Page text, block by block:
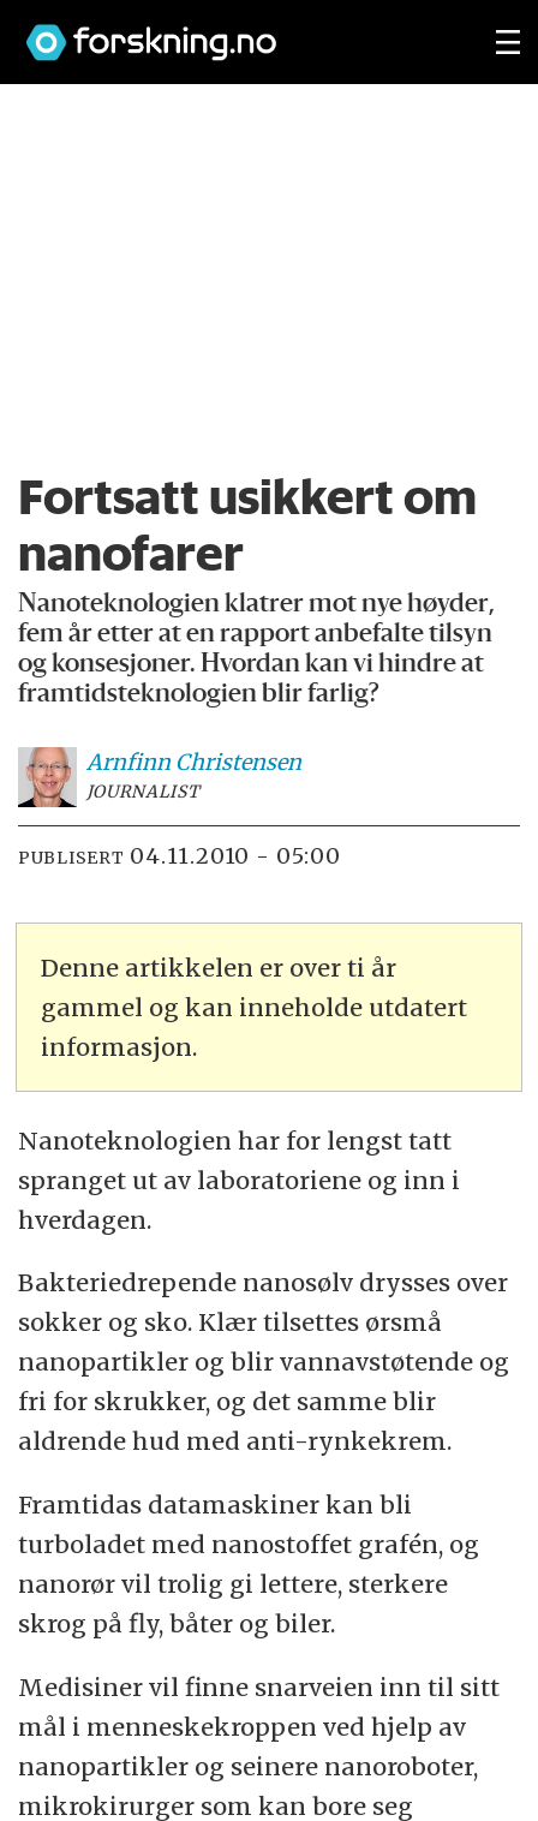
Fortsatt usikkert om
nanofarer
Nanoteknologien klatrer mot nye høyder,
fem år etter at en rapport anbefalte tilsyn
og konsesjoner. Hvordan kan vi hindre at
framtidsteknologien blir farlig?
Arnfinn Christensen
JOURNALIST
PUBLISERT 04.11.2010 - 05:00
Denne artikkelen er over ti år
gammel og kan inneholde utdatert
informasjon.
Nanoteknologien har for lengst tatt
spranget ut av laboratoriene og inn i
hverdagen.
Bakteriedrepende nanosølv drysses over
sokker og sko. Klær tilsettes ørsmå
nanopartikler og blir vannavstøtende og
fri for skrukker, og det samme blir
aldrende hud med anti-rynkekrem.
Framtidas datamaskiner kan bli
turboladet med nanostoffet grafén, og
nanorør vil trolig gi lettere, sterkere
skrog på fly, båter og biler.
Medisiner vil finne snarveien inn til sitt
mål i menneskekroppen ved hjelp av
nanopartikler og seinere nanoroboter,
mikrokirurger som kan bore seg